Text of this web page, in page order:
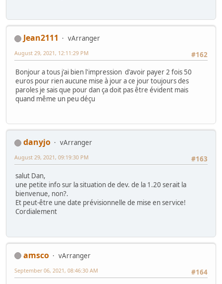
Jean2111
vArranger
#162
August 29, 2021, 12:11:29 PM
Bonjour a tous j'ai bien l'impression d'avoir payer 2 fois 50
euros pour rien aucune mise à jour a ce jour toujours des
paroles je sais que pour dan ça doit pas être évident mais
quand même un peu déçu
danyjo
vArranger
#163
August 29, 2021, 09:19:30 PM
salut Dan,
une petite info sur la situation de dev. de la 1.20 serait la
bienvenue, non?.
Et peut-être une date prévisionnelle de mise en service!
Cordialement
amsco
vArranger
#164
September 06, 2021, 08:46:30 AM